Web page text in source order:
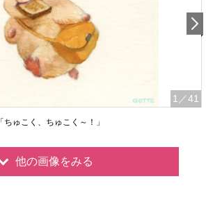
1 ／41
「ちゅこく、ちゅこく～！」
他の画像をみる